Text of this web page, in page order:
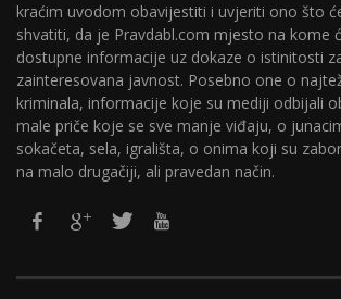
kraćim uvodom obavijestiti i uvjeriti ono što
shvatiti, da je Pravdabl.com mjesto na kome
dostupne informacije uz dokaze o istinitosti
zainteresovana javnost. Posebno one o
kriminala, informacije koje su mediji odbijali
male priče koje se sve manje viđaju, o
sokačeta, sela, igrališta, o onima koji su
na malo drugačiji, ali pravedan način.